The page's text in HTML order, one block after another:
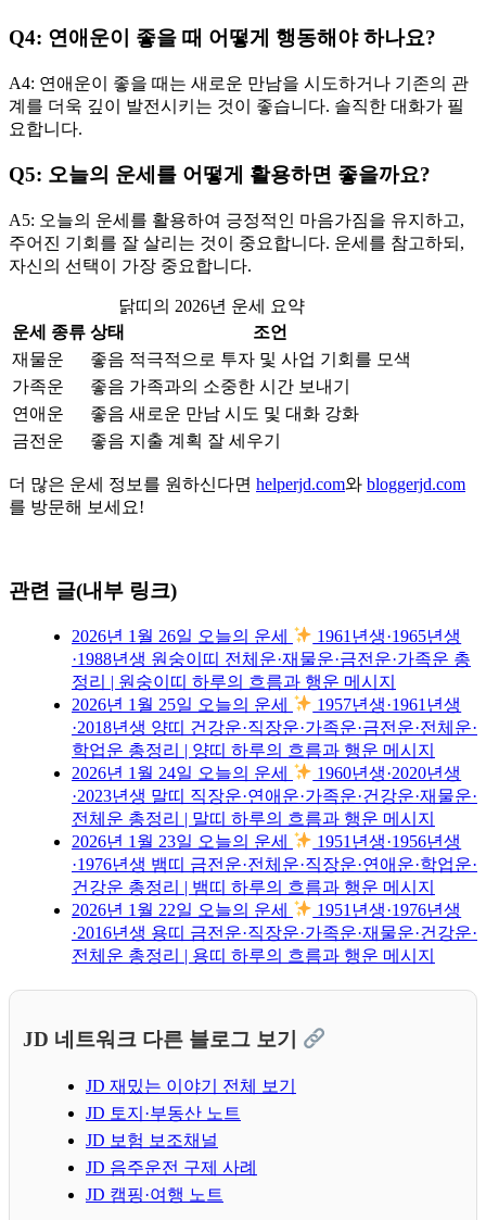
Q4: 연애운이 좋을 때 어떻게 행동해야 하나요?
A4: 연애운이 좋을 때는 새로운 만남을 시도하거나 기존의 관
계를 더욱 깊이 발전시키는 것이 좋습니다. 솔직한 대화가 필
요합니다.
Q5: 오늘의 운세를 어떻게 활용하면 좋을까요?
A5: 오늘의 운세를 활용하여 긍정적인 마음가짐을 유지하고,
주어진 기회를 잘 살리는 것이 중요합니다. 운세를 참고하되,
자신의 선택이 가장 중요합니다.
닭띠의 2026년 운세 요약
운세 종류 상태
조언
재물운
좋음 적극적으로 투자 및 사업 기회를 모색
가족운
좋음 가족과의 소중한 시간 보내기
연애운
좋음 새로운 만남 시도 및 대화 강화
금전운
좋음 지출 계획 잘 세우기
더 많은 운세 정보를 원하신다면 helperjd.com와 bloggerjd.com
를 방문해 보세요!
관련 글(내부 링크)
2026년 1월 26일 오늘의 운세
1961년생·1965년생
·1988년생 원숭이띠 전체운·재물운·금전운·가족운 총
정리 | 원숭이띠 하루의 흐름과 행운 메시지
2026년 1월 25일 오늘의 운세
1957년생·1961년생
·2018년생 양띠 건강운·직장운·가족운·금전운·전체운·
학업운 총정리 | 양띠 하루의 흐름과 행운 메시지
2026년 1월 24일 오늘의 운세
1960년생·2020년생
·2023년생 말띠 직장운·연애운·가족운·건강운·재물운·
전체운 총정리 | 말띠 하루의 흐름과 행운 메시지
2026년 1월 23일 오늘의 운세
1951년생·1956년생
·1976년생 뱀띠 금전운·전체운·직장운·연애운·학업운·
건강운 총정리 | 뱀띠 하루의 흐름과 행운 메시지
2026년 1월 22일 오늘의 운세
1951년생·1976년생
·2016년생 용띠 금전운·직장운·가족운·재물운·건강운·
전체운 총정리 | 용띠 하루의 흐름과 행운 메시지
JD 네트워크 다른 블로그 보기
JD 재밌는 이야기 전체 보기
JD 토지·부동산 노트
JD 보험 보조채널
JD 음주운전 구제 사례
JD 캠핑·여행 노트